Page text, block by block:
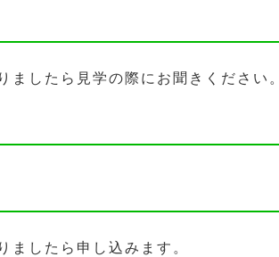
したら見学の際にお聞きください。
ましたら申し込みます。